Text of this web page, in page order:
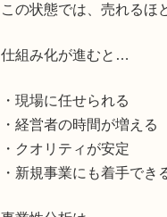
この状態では、売れるほ
仕組み化が進むと…
・現場に任せられる
・経営者の時間が増える
・クオリティが安定
・新規事業にも着手でき